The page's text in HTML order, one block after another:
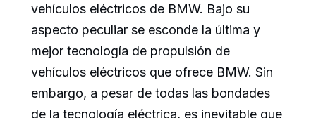
vehículos eléctricos de BMW. Bajo su
aspecto peculiar se esconde la última y
mejor tecnología de propulsión de
vehículos eléctricos que ofrece BMW. Sin
embargo, a pesar de todas las bondades
de la tecnología eléctrica, es inevitable que